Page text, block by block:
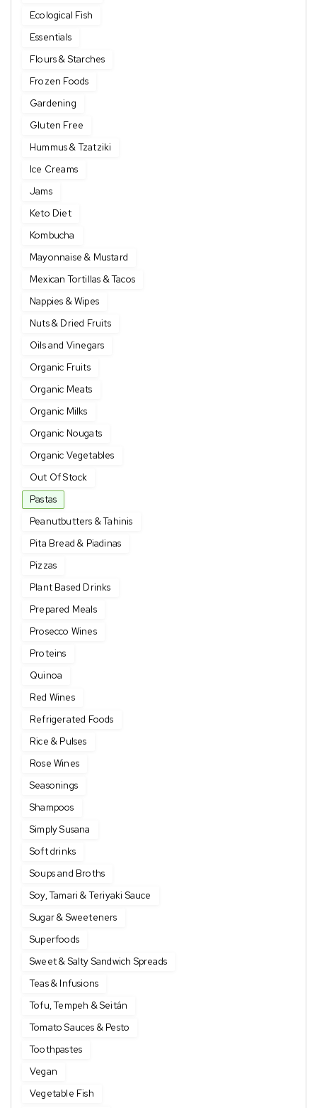
Ecological Fish
Essentials
Flours & Starches
Frozen Foods
Gardening
Gluten Free
Hummus & Tzatziki
Ice Creams
Jams
Keto Diet
Kombucha
Mayonnaise & Mustard
Mexican Tortillas & Tacos
Nappies & Wipes
Nuts & Dried Fruits
Oils and Vinegars
Organic Fruits
Organic Meats
Organic Milks
Organic Nougats
Organic Vegetables
Out Of Stock
Pastas
Peanutbutters & Tahinis
Pita Bread & Piadinas
Pizzas
Plant Based Drinks
Prepared Meals
Prosecco Wines
Proteins
Quinoa
Red Wines
Refrigerated Foods
Rice & Pulses
Rose Wines
Seasonings
Shampoos
Simply Susana
Soft drinks
Soups and Broths
Soy, Tamari & Teriyaki Sauce
Sugar & Sweeteners
Superfoods
Sweet & Salty Sandwich Spreads
Teas & Infusions
Tofu, Tempeh & Seitán
Tomato Sauces & Pesto
Toothpastes
Vegan
Vegetable Fish